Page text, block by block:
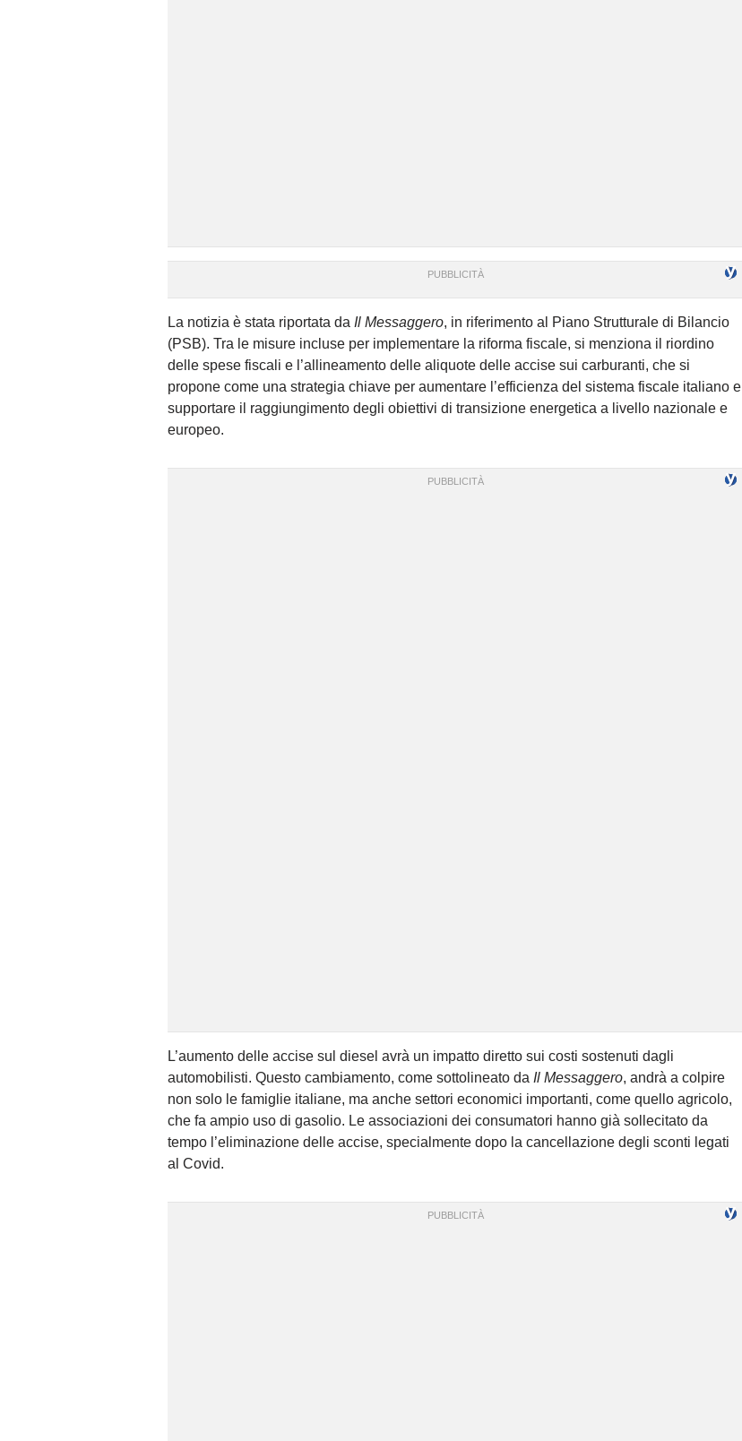
La notizia è stata riportata da Il Messaggero, in riferimento al Piano Strutturale di Bilancio
(PSB). Tra le misure incluse per implementare la riforma fiscale, si menziona il riordino
delle spese fiscali e l’allineamento delle aliquote delle accise sui carburanti, che si
propone come una strategia chiave per aumentare l’efficienza del sistema fiscale italiano e
supportare il raggiungimento degli obiettivi di transizione energetica a livello nazionale e
europeo.
L’aumento delle accise sul diesel avrà un impatto diretto sui costi sostenuti dagli
automobilisti. Questo cambiamento, come sottolineato da Il Messaggero, andrà a colpire
non solo le famiglie italiane, ma anche settori economici importanti, come quello agricolo,
che fa ampio uso di gasolio. Le associazioni dei consumatori hanno già sollecitato da
tempo l’eliminazione delle accise, specialmente dopo la cancellazione degli sconti legati
al Covid.